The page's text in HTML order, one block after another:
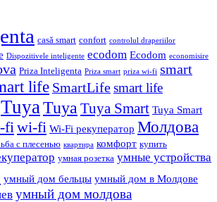
casă smart confort controlul draperiilor
Dispozitivele inteligente ecodom Ecodom economisire
Priza Inteligenta Priza smart priza wi-fi smart
life SmartLife smart life
Tuya Tuya Tuya Smart Tuya Smart
fi wi-fi Wi-Fi рекуператор Молдова
с плесенью квартира комфорт купить
умная розетка умные устройства
умный дом бельцы умный дом в Молдове
умный дом молдова